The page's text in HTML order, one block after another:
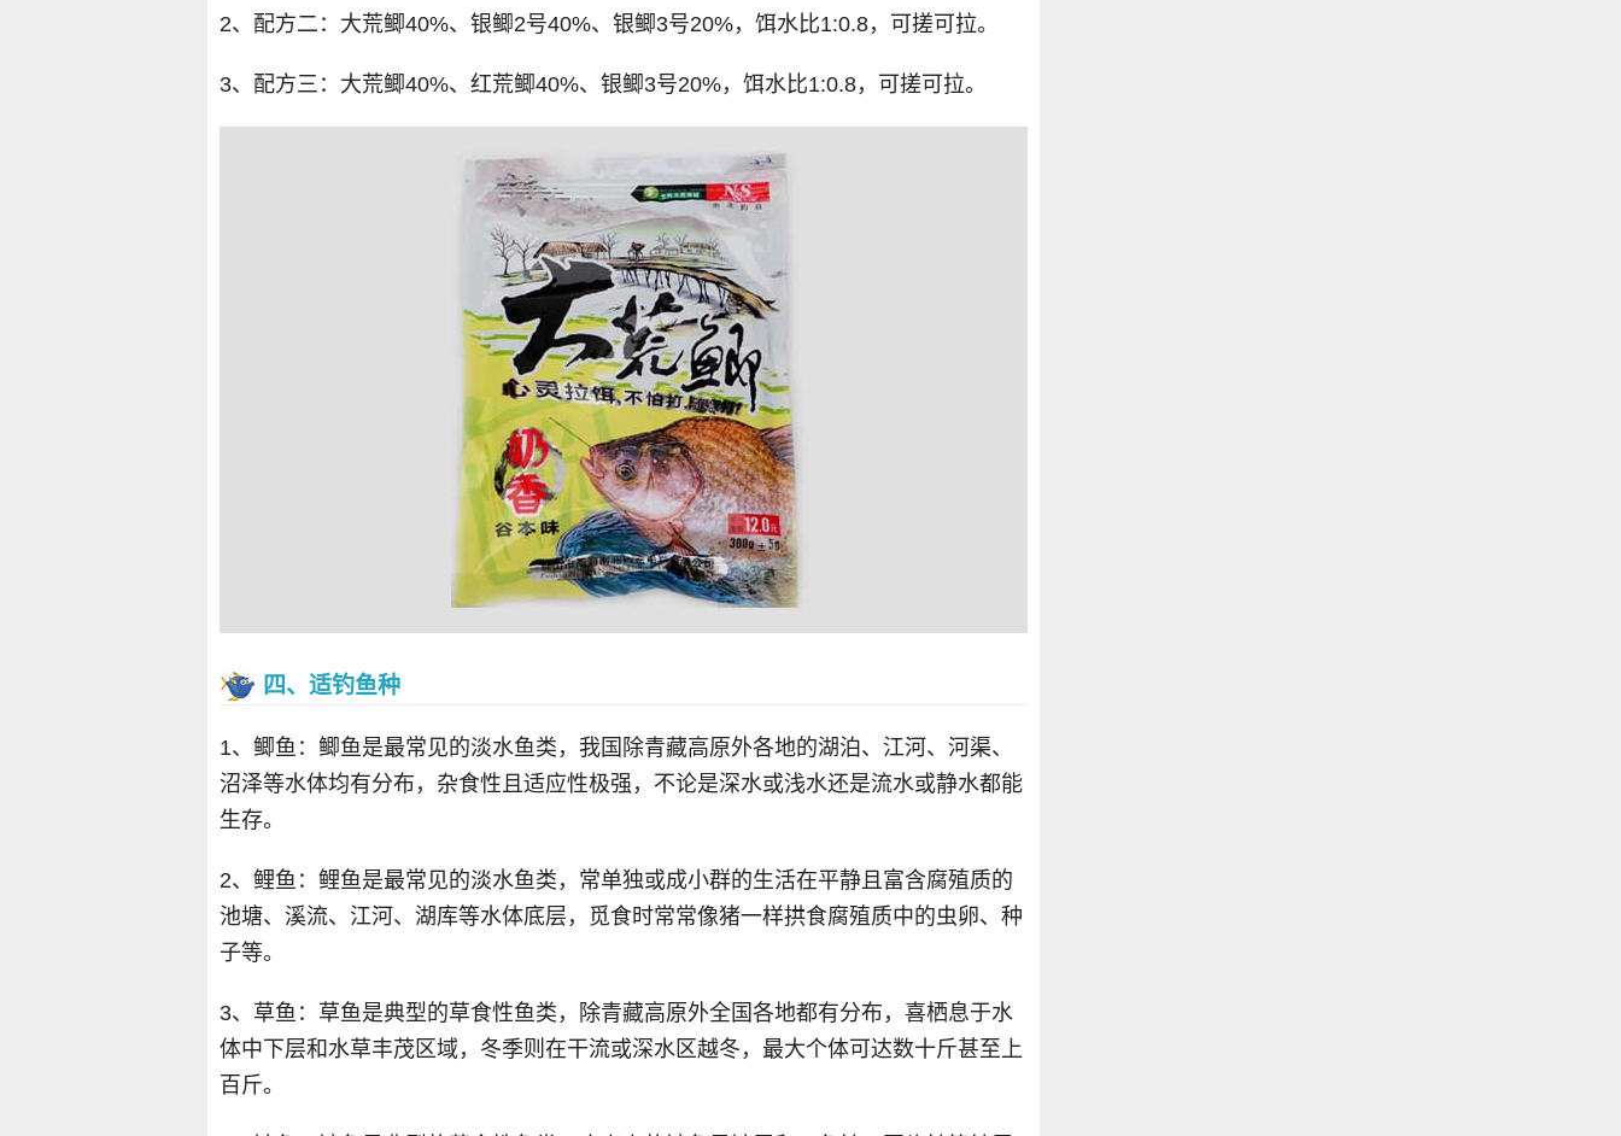
2、配方二：大荒鲫40%、银鲫2号40%、银鲫3号20%，饵水比1:0.8，可搓可拉。
3、配方三：大荒鲫40%、红荒鲫40%、银鲫3号20%，饵水比1:0.8，可搓可拉。
四、适钓鱼种
1、鲫鱼：鲫鱼是最常见的淡水鱼类，我国除青藏高原外各地的湖泊、江河、河渠、
沼泽等水体均有分布，杂食性且适应性极强，不论是深水或浅水还是流水或静水都能
生存。
2、鲤鱼：鲤鱼是最常见的淡水鱼类，常单独或成小群的生活在平静且富含腐殖质的
池塘、溪流、江河、湖库等水体底层，觅食时常常像猪一样拱食腐殖质中的虫卵、种
子等。
3、草鱼：草鱼是典型的草食性鱼类，除青藏高原外全国各地都有分布，喜栖息于水
体中下层和水草丰茂区域，冬季则在干流或深水区越冬，最大个体可达数十斤甚至上
百斤。